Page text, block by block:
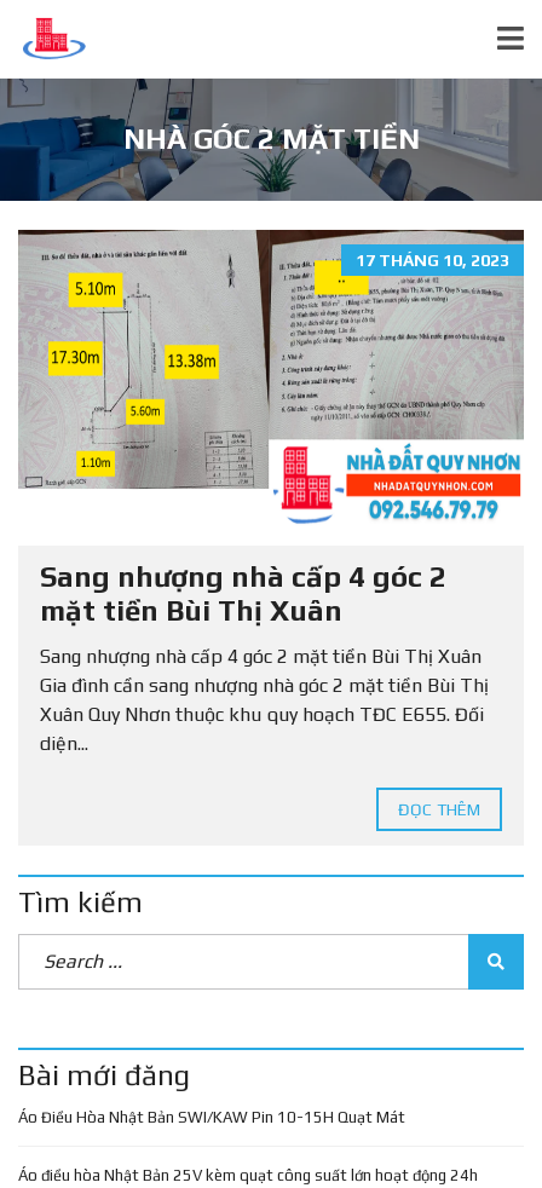
NHÀ GÓC 2 MẶT TIỀN
17 THÁNG 10, 2023
Sang nhượng nhà cấp 4 góc 2
mặt tiền Bùi Thị Xuân
Sang nhượng nhà cấp 4 góc 2 mặt tiền Bùi Thị Xuân
Gia đình cần sang nhượng nhà góc 2 mặt tiền Bùi Thị
Xuân Quy Nhơn thuộc khu quy hoạch TĐC E655. Đối
diện...
ĐỌC THÊM
Tìm kiếm
Bài mới đăng
Áo Điều Hòa Nhật Bản SWI/KAW Pin 10-15H Quạt Mát
Áo điều hòa Nhật Bản 25V kèm quạt công suất lớn hoạt động 24h